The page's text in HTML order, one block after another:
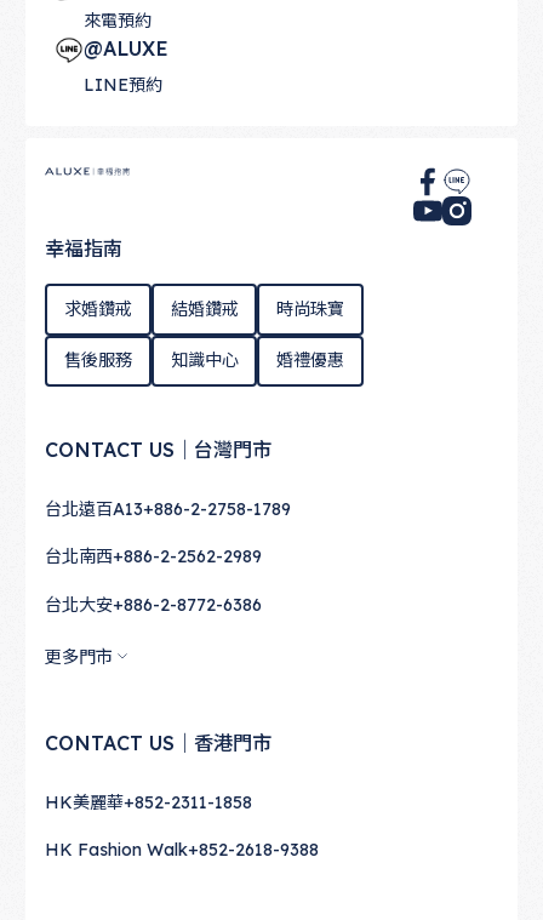
來電預約
@ALUXE
LINE預約
Footer
幸福指南
求婚鑽戒 結婚鑽戒 時尚珠寶
售後服務 知識中心 婚禮優惠
CONTACT US｜台灣門市
台北遠百A13+886-2-2758-1789
台北南西+886-2-2562-2989
台北大安+886-2-8772-6386
更多門市
CONTACT US｜香港門市
HK美麗華+852-2311-1858
HK Fashion Walk+852-2618-9388